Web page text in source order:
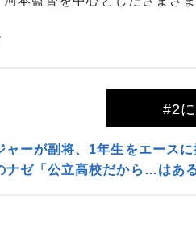
#2
ャーが副将、1年生をエース
ナゼ「公立高校だから…はあ